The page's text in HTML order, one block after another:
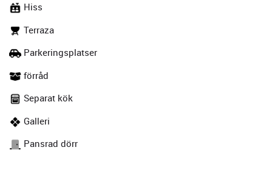
Hiss
Terraza
Parkeringsplatser
förråd
Separat kök
Galleri
Pansrad dörr